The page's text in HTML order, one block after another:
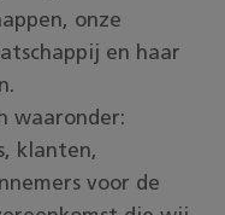
onze
en haar
waaronder:
klanten,
voor de